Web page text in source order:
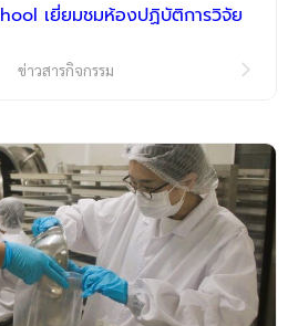
เยี่ยมชมห้องปฏิบัติการวิจัย
ข่าวสารกิจกรรม